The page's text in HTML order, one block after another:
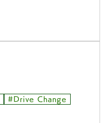
#Drive Change